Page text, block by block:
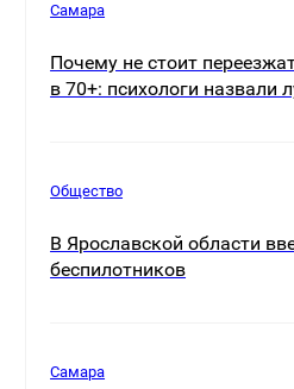
Самара
Почему не стоит
в 70+: психологи назвали
Общество
В Ярославской области
беспилотников
Самара